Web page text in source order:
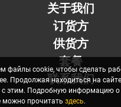
关于我们
订货方
供货方
套餐
联系我们
файлы cookie, чтобы сделать
Продолжая находиться на
с этим. Подробную информацию о
можно прочитатьздесь.